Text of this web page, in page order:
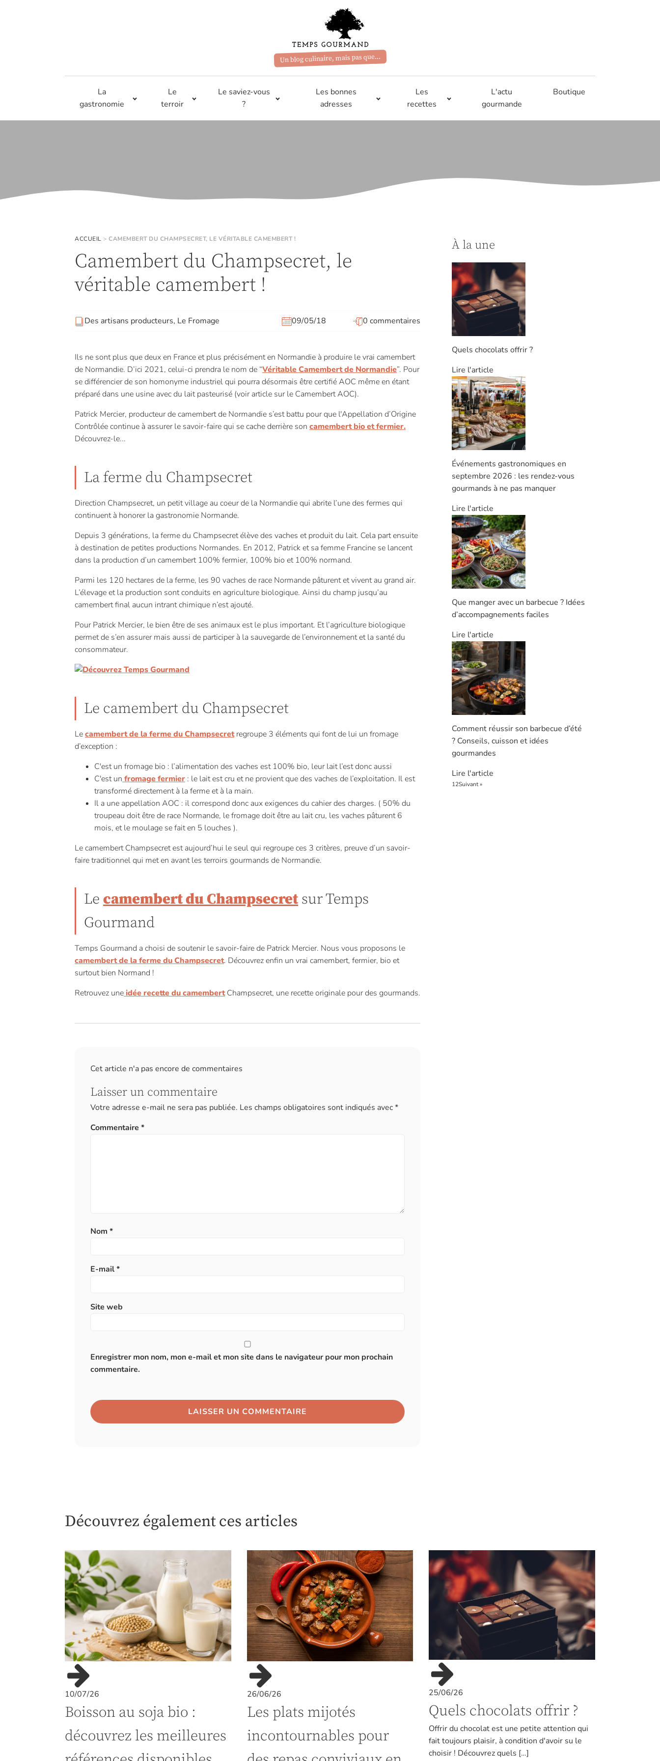
Un blog culinaire, mais pas que...
La
gastronomie
Le
terroir
Le saviez-vous
?
Les bonnes
adresses
Les
recettes
L'actu
gourmande
Boutique
ACCUEIL > CAMEMBERT DU CHAMPSECRET, LE VÉRITABLE CAMEMBERT !
Camembert du Champsecret, le
véritable camembert !
Des artisans producteurs, Le Fromage 09/05/18 0 commentaires
Ils ne sont plus que deux en France et plus précisément en Normandie à produire le vrai camembert
de Normandie. D’ici 2021, celui-ci prendra le nom de “Véritable Camembert de Normandie”. Pour
se différencier de son homonyme industriel qui pourra désormais être certifié AOC même en étant
préparé dans une usine avec du lait pasteurisé (voir article sur le Camembert AOC).
Patrick Mercier, producteur de camembert de Normandie s’est battu pour que l'Appellation d’Origine
Contrôlée continue à assurer le savoir-faire qui se cache derrière son camembert bio et fermier.
Découvrez-le...
La ferme du Champsecret
Direction Champsecret, un petit village au coeur de la Normandie qui abrite l’une des fermes qui
continuent à honorer la gastronomie Normande.
Depuis 3 générations, la ferme du Champsecret élève des vaches et produit du lait. Cela part ensuite
à destination de petites productions Normandes. En 2012, Patrick et sa femme Francine se lancent
dans la production d’un camembert 100% fermier, 100% bio et 100% normand.
Parmi les 120 hectares de la ferme, les 90 vaches de race Normande pâturent et vivent au grand air.
L’élevage et la production sont conduits en agriculture biologique. Ainsi du champ jusqu’au
camembert final aucun intrant chimique n’est ajouté.
Pour Patrick Mercier, le bien être de ses animaux est le plus important. Et l’agriculture biologique
permet de s’en assurer mais aussi de participer à la sauvegarde de l’environnement et la santé du
consommateur.
Le camembert du Champsecret
Lecamembert de la ferme du Champsecretregroupe 3 éléments qui font de lui un fromage
d’exception :
C'est un fromage bio : l’alimentation des vaches est 100% bio, leur lait l’est donc aussi
C'est un fromage fermier : le lait est cru et ne provient que des vaches de l’exploitation. Il est
transformé directement à la ferme et à la main.
Il a une appellation AOC : il correspond donc aux exigences du cahier des charges. ( 50% du
troupeau doit être de race Normande, le fromage doit être au lait cru, les vaches pâturent 6
mois, et le moulage se fait en 5 louches ).
Le camembert Champsecret est aujourd’hui le seul qui regroupe ces 3 critères, preuve d’un savoir-
faire traditionnel qui met en avant les terroirs gourmands de Normandie.
Le camembert du Champsecretsur Temps
Gourmand
Temps Gourmand a choisi de soutenir le savoir-faire de Patrick Mercier. Nous vous proposons le
camembert de la ferme du Champsecret. Découvrez enfin un vrai camembert, fermier, bio et
surtout bien Normand !
Retrouvez uneidée recette du camembertChampsecret, une recette originale pour des gourmands.
Cet article n'a pas encore de commentaires
Laisser un commentaire
Votre adresse e-mail ne sera pas publiée. Les champs obligatoires sont indiqués avec*
Commentaire *
Nom *
E-mail*
Site web
Enregistrer mon nom, mon e-mail et mon site dans le navigateur pour mon prochain
commentaire.
À la une
Quels chocolats offrir ?
Lire l'article
Événements gastronomiques en
septembre 2026 : les rendez-vous
gourmands à ne pas manquer
Lire l'article
Que manger avec un barbecue ? Idées
d’accompagnements faciles
Lire l'article
Comment réussir son barbecue d’été
? Conseils, cuisson et idées
gourmandes
Lire l'article
12Suivant »
Découvrez également ces articles
10/07/26
Boisson au soja bio :
découvrez les meilleures
26/06/26
Les plats mijotés
incontournables pour
25/06/26
Quels chocolats offrir ?
Offrir du chocolat est une petite attention qui
fait toujours plaisir, à condition d'avoir su le
choisir ! Découvrez quels […]